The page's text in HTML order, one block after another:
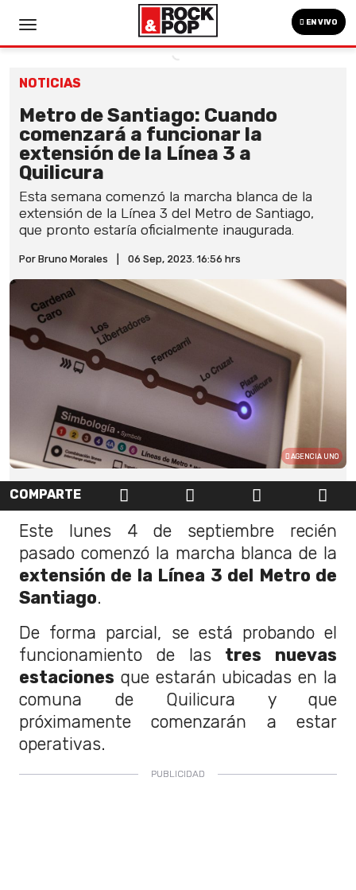
EN VIVO
NOTICIAS
Metro de Santiago: Cuando
comenzará a funcionar la
extensión de la Línea 3 a
Quilicura
Esta semana comenzó la marcha blanca de la
extensión de la Línea 3 del Metro de Santiago,
que pronto estaría oficialmente inaugurada.
Por Bruno Morales 06 Sep, 2023. 16:56 hrs
AGENCIA UNO
COMPARTE
Este lunes 4 de septiembre recién
pasado comenzó la marcha blanca de la
extensión de la Línea 3 del Metro de
Santiago.
De forma parcial, se está probando el
funcionamiento de las tres nuevas
estaciones que estarán ubicadas en la
comuna de Quilicura y que
próximamente comenzarán a estar
operativas.